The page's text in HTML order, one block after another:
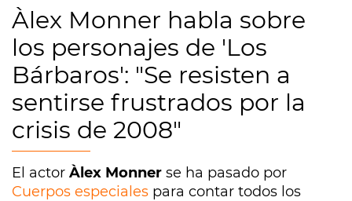
Àlex Monner habla sobre
los personajes de 'Los
Bárbaros': "Se resisten a
sentirse frustrados por la
crisis de 2008"
El actor Àlex Monner se ha pasado por
Cuerpos especiales para contar todos los